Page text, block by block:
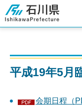
石川県
平成19年5月
会期日程（